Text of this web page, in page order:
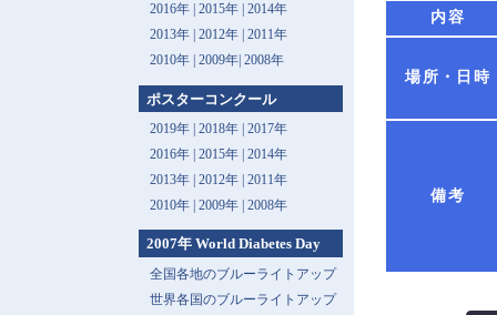
内容
場所・日時
備考
2016年| 2015年| 2014年
2013年 | 2012年| 2011年
2010年| 2009年| 2008年
ポスターコンクール
2019年 | 2018年 | 2017年
2016年 | 2015年 | 2014年
2013年 | 2012年 | 2011年
2010年 | 2009年 | 2008年
2007年 World Diabetes Day
全国各地のブルーライトアップ
世界各国のブルーライトアップ